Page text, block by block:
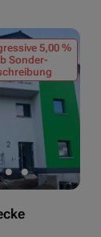
5,00 %
Sonder-